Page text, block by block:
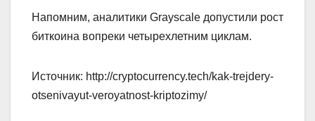
Напомним, аналитики Grayscale допустили рост
биткоина вопреки четырехлетним циклам.
Источник: http://cryptocurrency.tech/kak-trejdery-
otsenivayut-veroyatnost-kriptozimy/